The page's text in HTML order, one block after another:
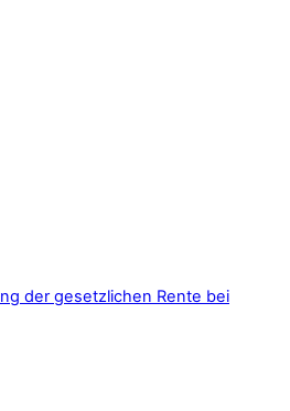
der gesetzlichen Rente bei